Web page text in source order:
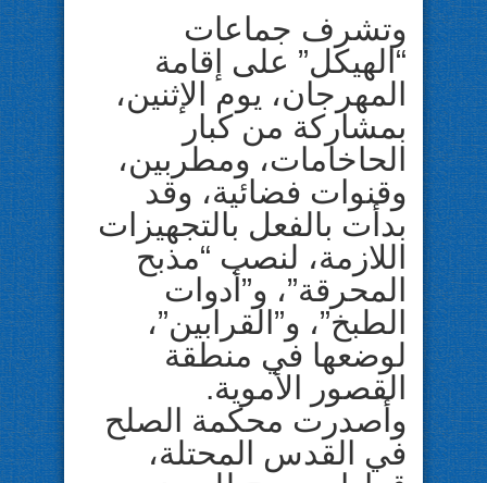
وتشرف جماعات
“الهيكل” على إقامة
المهرجان، يوم الإثنين،
بمشاركة من كبار
الحاخامات، ومطربين،
وقنوات فضائية، وقد
بدأت بالفعل بالتجهيزات
اللازمة، لنصب “مذبح
المحرقة”، و”أدوات
الطبخ”، و”القرابين”،
لوضعها في منطقة
القصور الأموية.
وأصدرت محكمة الصلح
في القدس المحتلة،